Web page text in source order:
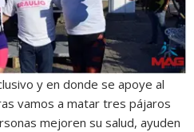
y en donde se apoye al
vamos a matar tres pájaros
mejoren su salud, ayuden